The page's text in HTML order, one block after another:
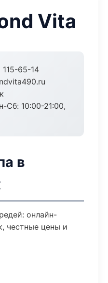
Vita
115-65-14
Сб: 10:00-21:00,
в
онлайн-
честные цены и